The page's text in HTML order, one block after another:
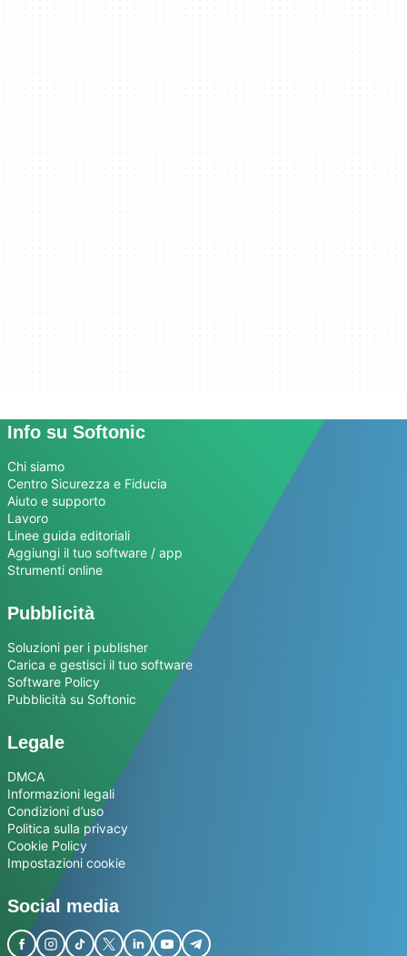
Info su Softonic
Chi siamo
Centro Sicurezza e Fiducia
Aiuto e supporto
Lavoro
Linee guida editoriali
Aggiungi il tuo software / app
Strumenti online
Pubblicità
Soluzioni per i publisher
Carica e gestisci il tuo software
Software Policy
Pubblicità su Softonic
Legale
DMCA
Informazioni legali
Condizioni d’uso
Politica sulla privacy
Cookie Policy
Impostazioni cookie
Social media